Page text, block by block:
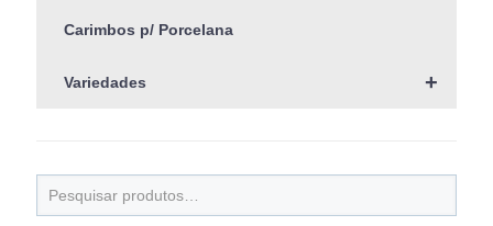
Carimbos p/ Porcelana
+
Variedades